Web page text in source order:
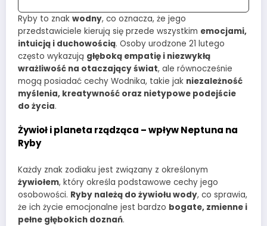
Ryby to znak wodny, co oznacza, że jego
przedstawiciele kierują się przede wszystkim emocjami,
intuicją i duchowością. Osoby urodzone 21 lutego
często wykazują głęboką empatię i niezwykłą
wrażliwość na otaczający świat, ale równocześnie
mogą posiadać cechy Wodnika, takie jak niezależność
myślenia, kreatywność oraz nietypowe podejście
do życia.
Żywioł i planeta rządząca – wpływ Neptuna na
Ryby
Każdy znak zodiaku jest związany z określonym
żywiołem, który określa podstawowe cechy jego
osobowości. Ryby należą do żywiołu wody, co sprawia,
że ich życie emocjonalne jest bardzo bogate, zmienne i
pełne głębokich doznań.